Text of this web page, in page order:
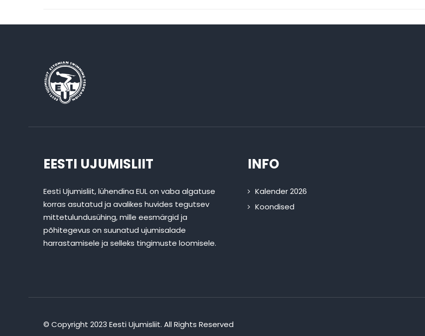
EESTI UJUMISLIIT
Eesti Ujumisliit, lühendina EUL on vaba algatuse
korras asutatud ja avalikes huvides tegutsev
mittetulundusühing, mille eesmärgid ja
põhitegevus on suunatud ujumisalade
harrastamisele ja selleks tingimuste loomisele.
INFO
Kalender 2026
Koondised
© Copyright 2023 Eesti Ujumisliit. All Rights Reserved